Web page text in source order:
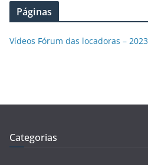
Páginas
Vídeos Fórum das locadoras – 2023
Categorias